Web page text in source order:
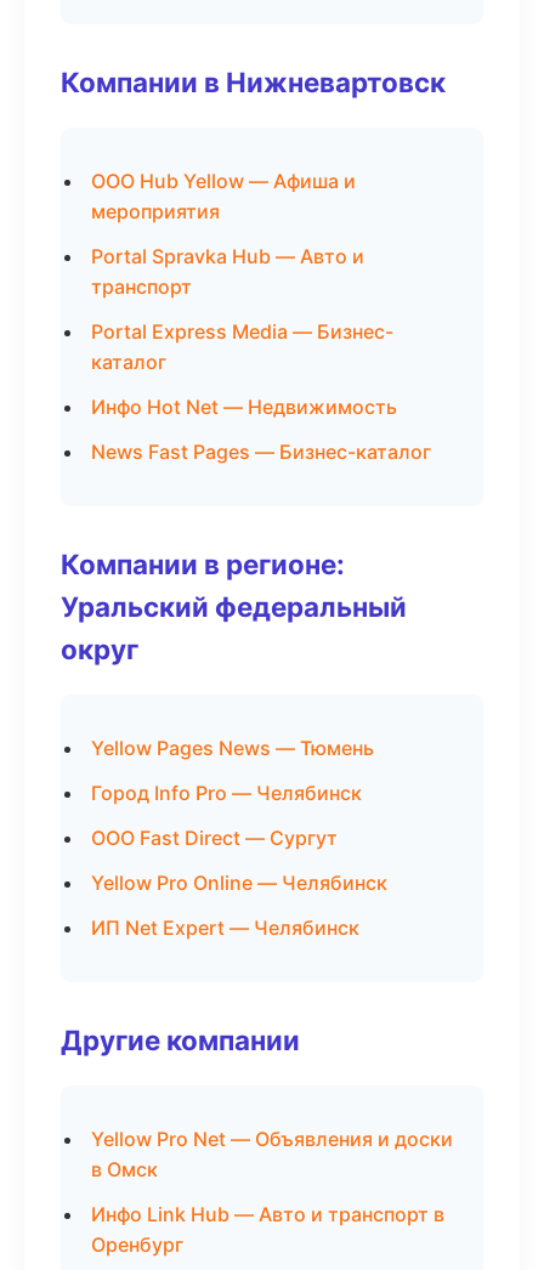
Компании в Нижневартовск
ООО Hub Yellow — Афиша и
мероприятия
Portal Spravka Hub — Авто и
транспорт
Portal Express Media — Бизнес-
каталог
Инфо Hot Net — Недвижимость
News Fast Pages — Бизнес-каталог
Компании в регионе:
Уральский федеральный
округ
Yellow Pages News — Тюмень
Город Info Pro — Челябинск
ООО Fast Direct — Сургут
Yellow Pro Online — Челябинск
ИП Net Expert — Челябинск
Другие компании
Yellow Pro Net — Объявления и доски
в Омск
Инфо Link Hub — Авто и транспорт в
Оренбург